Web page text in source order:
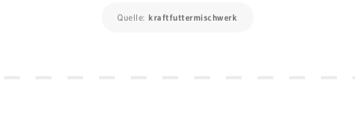
Quelle: kraftfuttermischwerk